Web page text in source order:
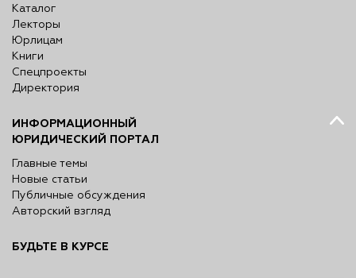
Каталог
Лекторы
Юрлицам
Книги
Спецпроекты
Директория
ИНФОРМАЦИОННЫЙ
ЮРИДИЧЕСКИЙ ПОРТАЛ
Главные темы
Новые статьи
Публичные обсуждения
Авторский взгляд
БУДЬТЕ В КУРСЕ